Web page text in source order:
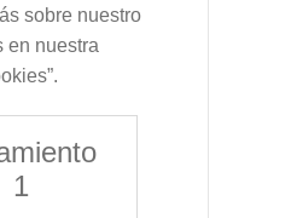
sobre nuestro
en nuestra
1